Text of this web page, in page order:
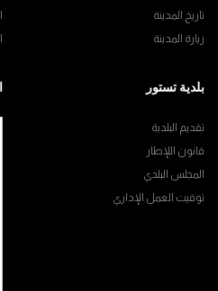
تاريخ المدينة
زيارة المدينة
بلدية تستور
تقديم البلدية
قانون اللإطار
المجلس البلدي
توقيت العمل الإداري